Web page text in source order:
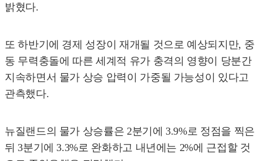
밝혔다.
또 하반기에 경제 성장이 재개될 것으로 예상되지만, 중
동 무력충돌에 따른 세계적 유가 충격의 영향이 당분간
지속하면서 물가 상승 압력이 가중될 가능성이 있다고
관측했다.
뉴질랜드의 물가 상승률은 2분기에 3.9%로 정점을 찍은
뒤 3분기에 3.3%로 완화하고 내년에는 2%에 근접할 것